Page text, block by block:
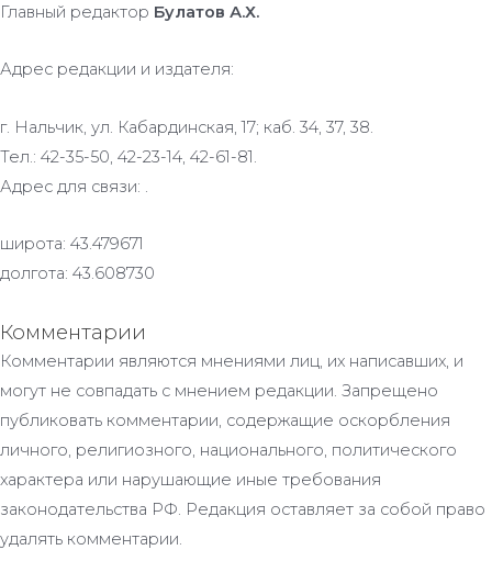
Главный редактор Булатов А.Х.
Адрес редакции и издателя:
г. Нальчик, ул. Кабардинская, 17; каб. 34, 37, 38.
Тел.: 42-35-50, 42-23-14, 42-61-81.
Адрес для связи: .
широта: 43.479671
долгота: 43.608730
Комментарии
Комментарии являются мнениями лиц, их написавших, и
могут не совпадать с мнением редакции. Запрещено
публиковать комментарии, содержащие оскорбления
личного, религиозного, национального, политического
характера или нарушающие иные требования
законодательства РФ. Редакция оставляет за собой право
удалять комментарии.